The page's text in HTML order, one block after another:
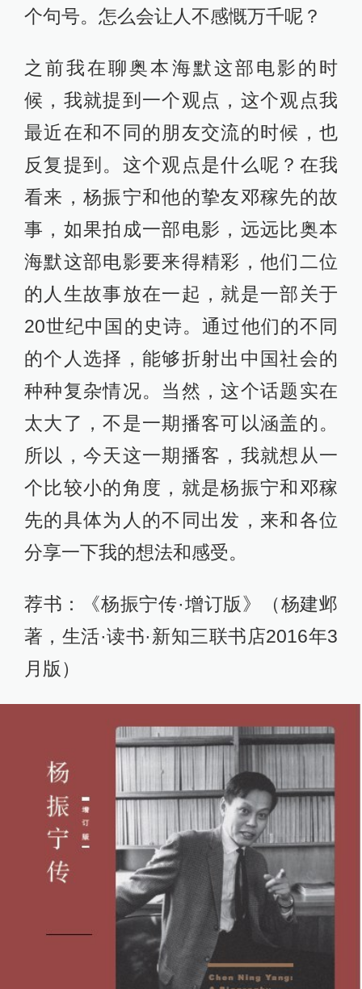
个句号。怎么会让人不感慨万千呢？
之前我在聊奥本海默这部电影的时
候，我就提到一个观点，这个观点我
最近在和不同的朋友交流的时候，也
反复提到。这个观点是什么呢？在我
看来，杨振宁和他的挚友邓稼先的故
事，如果拍成一部电影，远远比奥本
海默这部电影要来得精彩，他们二位
的人生故事放在一起，就是一部关于
20世纪中国的史诗。通过他们的不同
的个人选择，能够折射出中国社会的
种种复杂情况。当然，这个话题实在
太大了，不是一期播客可以涵盖的。
所以，今天这一期播客，我就想从一
个比较小的角度，就是杨振宁和邓稼
先的具体为人的不同出发，来和各位
分享一下我的想法和感受。
荐书：《杨振宁传·增订版》（杨建邺
著，生活·读书·新知三联书店2016年3
月版）